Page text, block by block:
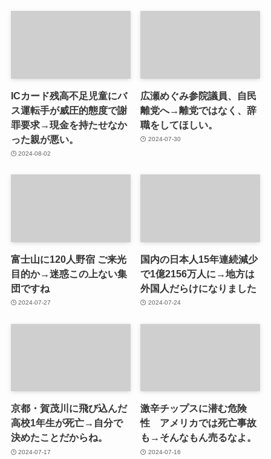
ICカード残高不足児童にバ
ス運転手が威圧的態度で謝
罪要求→現金を持たせなか
った親が悪い。
2024-08-02
広瀬めぐみ参院議員、自民
離党へ→離党ではなく、辞
職をしてほしい。
2024-07-30
富士山に120人野宿 ご来光
目的か→迷惑この上ない集
団ですね
2024-07-27
国内の日本人15年連続減少
で1億2156万人に→地方は
外国人だらけになりました
2024-07-24
京都・賀茂川に飛び込んだ
高校1年生が死亡→自分で
決めたことだからね。
2024-07-17
激辛チップスに潜む危険
性 アメリカでは死亡事故
も→そんなもん売るなよ。
2024-07-16